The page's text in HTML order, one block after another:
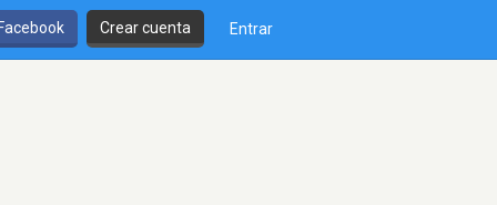
Crear cuenta Entrar